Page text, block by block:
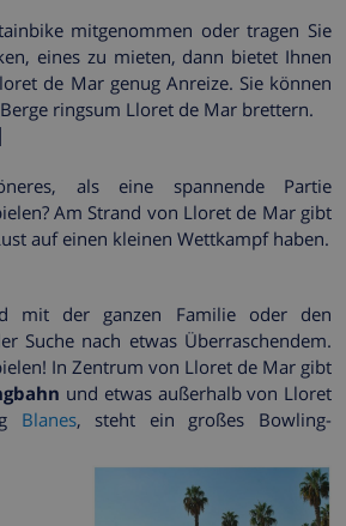
mitgenommen oder tragen Sie
eines zu mieten, dann bietet Ihnen
de Mar genug Anreize. Sie können
ringsum Lloret de Mar brettern.
als eine spannende Partie
Am Strand von Lloret de Mar gibt
auf einen kleinen Wettkampf haben.
mit der ganzen Familie oder den
Suche nach etwas Überraschendem.
In Zentrum von Lloret de Mar gibt
und etwas außerhalb von Lloret
Blanes, steht ein großes Bowling-